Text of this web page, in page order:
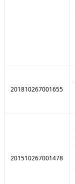
201810267001655
201510267001478